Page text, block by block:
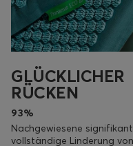
GLÜCKLICHER
RÜCKEN
93%
Nachgewiesene
vollständige Linderung von